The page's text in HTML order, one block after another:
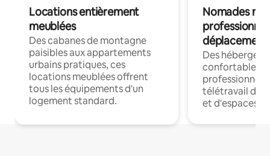
Locations entièrement
meublées
Des cabanes de montagne
paisibles aux appartements
urbains pratiques, ces
locations meublées offrent
tous les équipements d'un
logement standard.
Nomades
déplacement
Des
confortables
professionnels
télétravail
et d'espaces